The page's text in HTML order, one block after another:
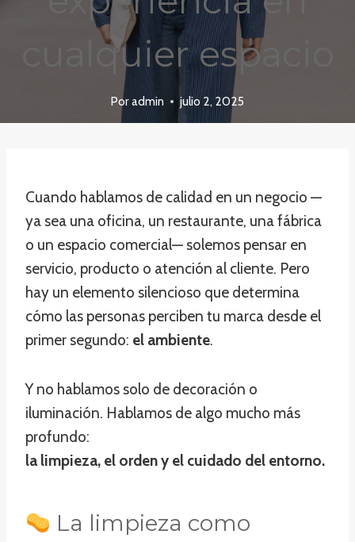
cualquier espacio
Poradmin julio 2, 2025
Cuando hablamos de calidad en un negocio —
ya sea una oficina, un restaurante, una fábrica
o un espacio comercial— solemos pensar en
servicio, producto o atención al cliente. Pero
hay un elemento silencioso que determina
cómo las personas perciben tu marca desde el
primer segundo: el ambiente.
Y no hablamos solo de decoración o
iluminación. Hablamos de algo mucho más
profundo:
la limpieza, el orden y el cuidado del entorno.
La limpieza como